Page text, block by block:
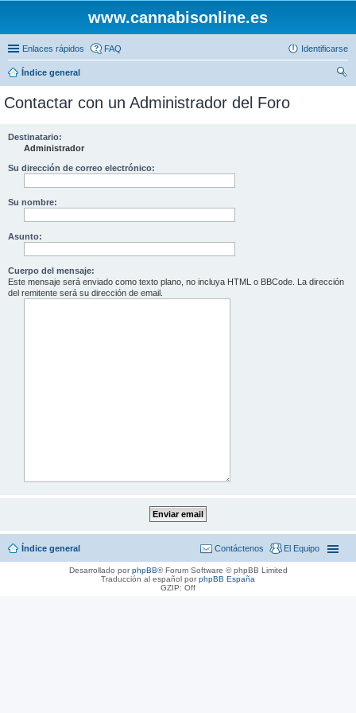
www.cannabisonline.es
Enlaces rápidos FAQ Identificarse
Índice general
Contactar con un Administrador del Foro
Destinatario:
Administrador
Su dirección de correo electrónico:
Su nombre:
Asunto:
Cuerpo del mensaje:
Este mensaje será enviado como texto plano, no incluya HTML o BBCode. La dirección
del remitente será su dirección de email.
Índice general El Equipo
Contáctenos
Desarrollado porphpBB® Forum Software © phpBB Limited
Traducción al español porphpBB España
GZIP: Off